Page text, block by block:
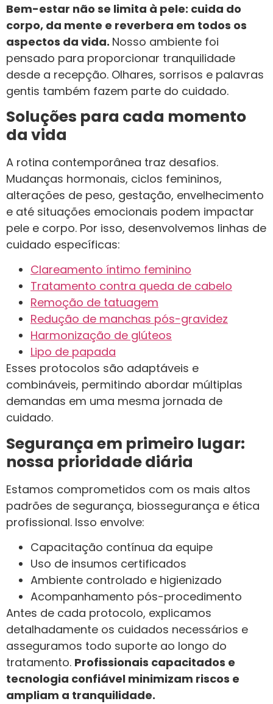
Bem-estar não se limita à pele: cuida do
corpo, da mente e reverbera em todos os
aspectos da vida. Nosso ambiente foi
pensado para proporcionar tranquilidade
desde a recepção. Olhares, sorrisos e palavras
gentis também fazem parte do cuidado.
Soluções para cada momento
da vida
A rotina contemporânea traz desafios.
Mudanças hormonais, ciclos femininos,
alterações de peso, gestação, envelhecimento
e até situações emocionais podem impactar
pele e corpo. Por isso, desenvolvemos linhas de
cuidado específicas:
Clareamento íntimo feminino
Tratamento contra queda de cabelo
Remoção de tatuagem
Redução de manchas pós-gravidez
Harmonização de glúteos
Lipo de papada
Esses protocolos são adaptáveis e
combináveis, permitindo abordar múltiplas
demandas em uma mesma jornada de
cuidado.
Segurança em primeiro lugar:
nossa prioridade diária
Estamos comprometidos com os mais altos
padrões de segurança, biossegurança e ética
profissional. Isso envolve:
Capacitação contínua da equipe
Uso de insumos certificados
Ambiente controlado e higienizado
Acompanhamento pós-procedimento
Antes de cada protocolo, explicamos
detalhadamente os cuidados necessários e
asseguramos todo suporte ao longo do
tratamento. Profissionais capacitados e
tecnologia confiável minimizam riscos e
ampliam a tranquilidade.